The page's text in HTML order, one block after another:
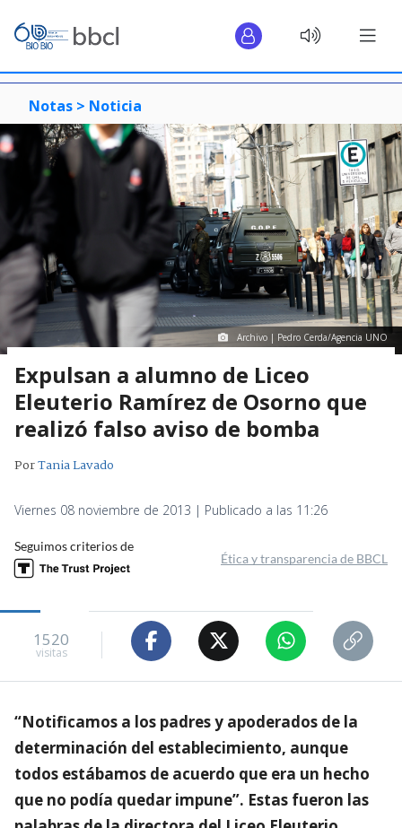
Notas > Noticia
Archivo | Pedro Cerda/Agencia UNO
Expulsan a alumno de Liceo
Eleuterio Ramírez de Osorno que
realizó falso aviso de bomba
PorTania Lavado
Viernes 08 noviembre de 2013 | Publicado a las 11:26
Seguimos criterios de
Ética y transparencia de BBCL
1520
visitas
“Notificamos a los padres y apoderados de la
determinación del establecimiento, aunque
todos estábamos de acuerdo que era un hecho
que no podía quedar impune”. Estas fueron las